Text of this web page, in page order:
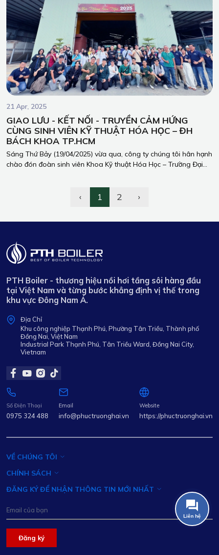
21 Apr, 2025
GIAO LƯU - KẾT NỐI - TRUYỀN CẢM HỨNG
CÙNG SINH VIÊN KỸ THUẬT HÓA HỌC – ĐH
BÁCH KHOA TP.HCM
Sáng Thứ Bảy (19/04/2025) vừa qua, công ty chúng tôi hân hạnh
chào đón đoàn sinh viên Khoa Kỹ thuật Hóa Học – Trường Đại
‹ 1 2 ›
PTH Boiler - thương hiệu nồi hơi tầng sôi hàng đầu
tại Việt Nam và từng bước khẳng định vị thế trong
khu vực Đông Nam Á.
Địa Chỉ
Khu công nghiệp Thạnh Phú, Phường Tân Triều, Thành phố
Đồng Nai, Việt Nam
Industrial Park Thạnh Phú, Tân Triều Ward, Đồng Nai City,
Vietnam
Số Điện Thoại
0975 324 488
Email
info@phuctruonghai.vn
Website
https://phuctruonghai.vn
VỀ CHÚNG TÔI
CHÍNH SÁCH
ĐĂNG KÝ ĐỂ NHẬN THÔNG TIN MỚI NHẤT
Đăng ký